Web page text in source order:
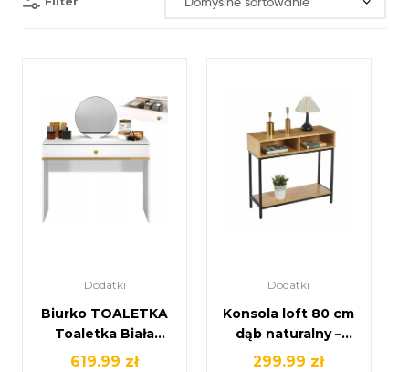
Dodatki
Biurko TOALETKA
Toaletka Biała
Kosmetyczna
619.99 zł
Dodatki
Konsola loft 80 cm
dąb naturalny –
metalowy stelaż,
299.99 zł